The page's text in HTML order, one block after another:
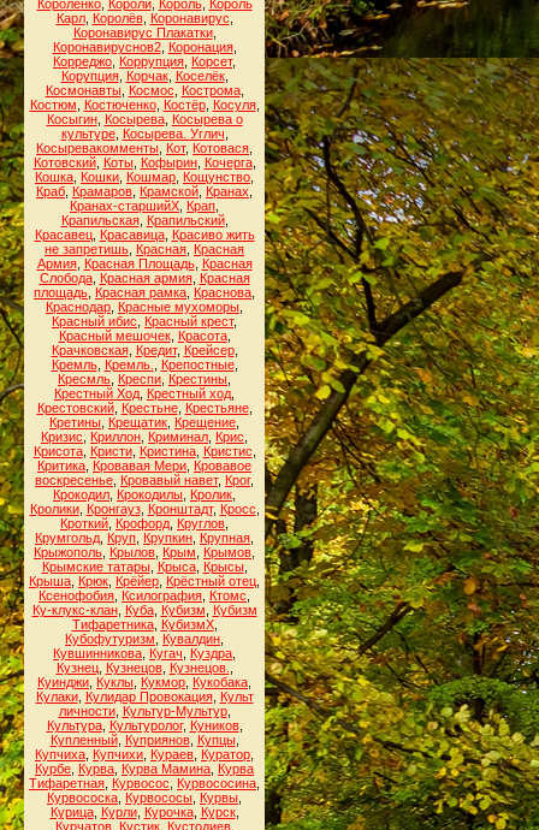
Короленко, Короли, Король,
Король
Карл, Королёв, Коронавирус
Коронавирус Плакатки,
Коронавируснов2, Коронация,
Корреджо Коррупция Корсет,
Корупция, Корчак, Коселёк,
Космонавты, Космос Кострома,
Костюм
Костюченко, Костёр, Косуля,
Косыгин, Косырева, Косырева о
культуре, Косырева. Углич
Косыревакомменты Кот, Котовася
Котовский, Коты, Кофырин, Кочерга,
Кошка Кошки Кошмар Кощунство
Краб Крамаров Крамской Кранах
Кранах-старшийХ Крап
Крапильская, Крапильский,
Красавец, Красавица, Красиво жить
не запретишь Красная Красная
Армия, Красная Площадь, Красная
Слобода, Красная армия, Красная
площадь Красная рамка Краснова
Краснодар Красные мухоморы
Красный ибис
Красный крест,
Красный мешочек, Красота,
Крачковская, Кредит, Крейсер,
Кремль, Кремль. Крепостные,
Кресмль Креспи Крестины
Крестный Ход Крестный ход
Крестовский, Крестьне, Крестьяне,
Кретины Крещатик Крещение
Кризис
Криллон Криминал Крис
Крисота, Кристи, Кристина, Кристис
Критика Кровавая Мери Кровавое
воскресенье Кровавый навет, Крог,
Крокодил Крокодилы Кролик
Кролики, Кронгауз, Кронштадт, Кросс
Кроткий Крофорд Круглов
Крумгольд Круп Крупкин Крупная
Крыжополь Крылов Крым Крымов
Крымские татары, Крыса, Крысы,
Крыша Крюк Крёйер Крёстный отец
Ксенофобия Ксилография Ктомс
Ку-клукс-клан, Куба, Кубизм
Кубизм
Тифаретника, КубизмХ,
Кубофутуризм
Кувалдин
Кувшинникова Кугач Куздра
Кузнец, Кузнецов, Кузнецов.
Куинджи Куклы Кукмор Кукобака
Кулаки, Кулидар Провокация, Культ
личности, Культур-Мультур,
Культура, Культуролог, Куников,
Купленный, Куприянов, Купцы,
Купчиха Купчихи Кураев Куратор
Курбе Курва Курва Мамина Курва
Тифаретная Курвосос Курвососина
Курвососка Курвососы Курвы
Курица, Курли, Курочка, Курск,
Курчатов, Кустик, Кустодиев,